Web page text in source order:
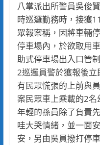
八掌派出所警員吳俊
時巡邏勤務時，接獲
眾報案稱，因將車輛
停車場內，於欲取用
助式停車場出入口管
2巡邏員警於獲報後
有民眾慌張的上前與
案民眾車上乘載的2名
年輕的孫員除了負責
哇大哭情緒，並一面
安，另由吳員撥打停